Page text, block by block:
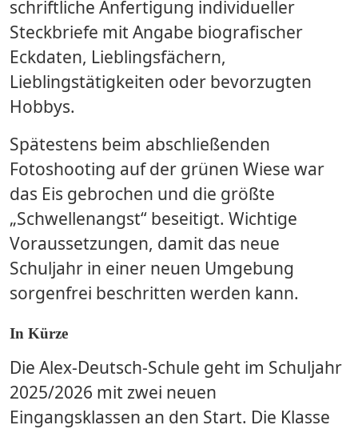
schriftliche Anfertigung individueller
Steckbriefe mit Angabe biografischer
Eckdaten, Lieblingsfächern,
Lieblingstätigkeiten oder bevorzugten
Hobbys.
Spätestens beim abschließenden
Fotoshooting auf der grünen Wiese war
das Eis gebrochen und die größte
„Schwellenangst“ beseitigt. Wichtige
Voraussetzungen, damit das neue
Schuljahr in einer neuen Umgebung
sorgenfrei beschritten werden kann.
In Kürze
Die Alex-Deutsch-Schule geht im Schuljahr
2025/2026 mit zwei neuen
Eingangsklassen an den Start. Die Klasse